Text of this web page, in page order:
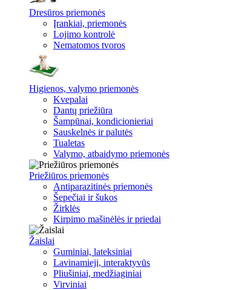
Dresūros priemonės
Įrankiai, priemonės
Lojimo kontrolė
Nematomos tvoros
Higienos, valymo priemonės
Kvepalai
Dantų priežiūra
Šampūnai, kondicionieriai
Sauskelnės ir palutės
Tualetas
Valymo, atbaidymo priemonės
Priežiūros priemonės
Antiparazitinės priemonės
Šepečiai ir šukos
Žirklės
Kirpimo mašinėlės ir priedai
Žaislai
Guminiai, lateksiniai
Lavinamieji, interaktyvūs
Pliušiniai, medžiaginiai
Virviniai